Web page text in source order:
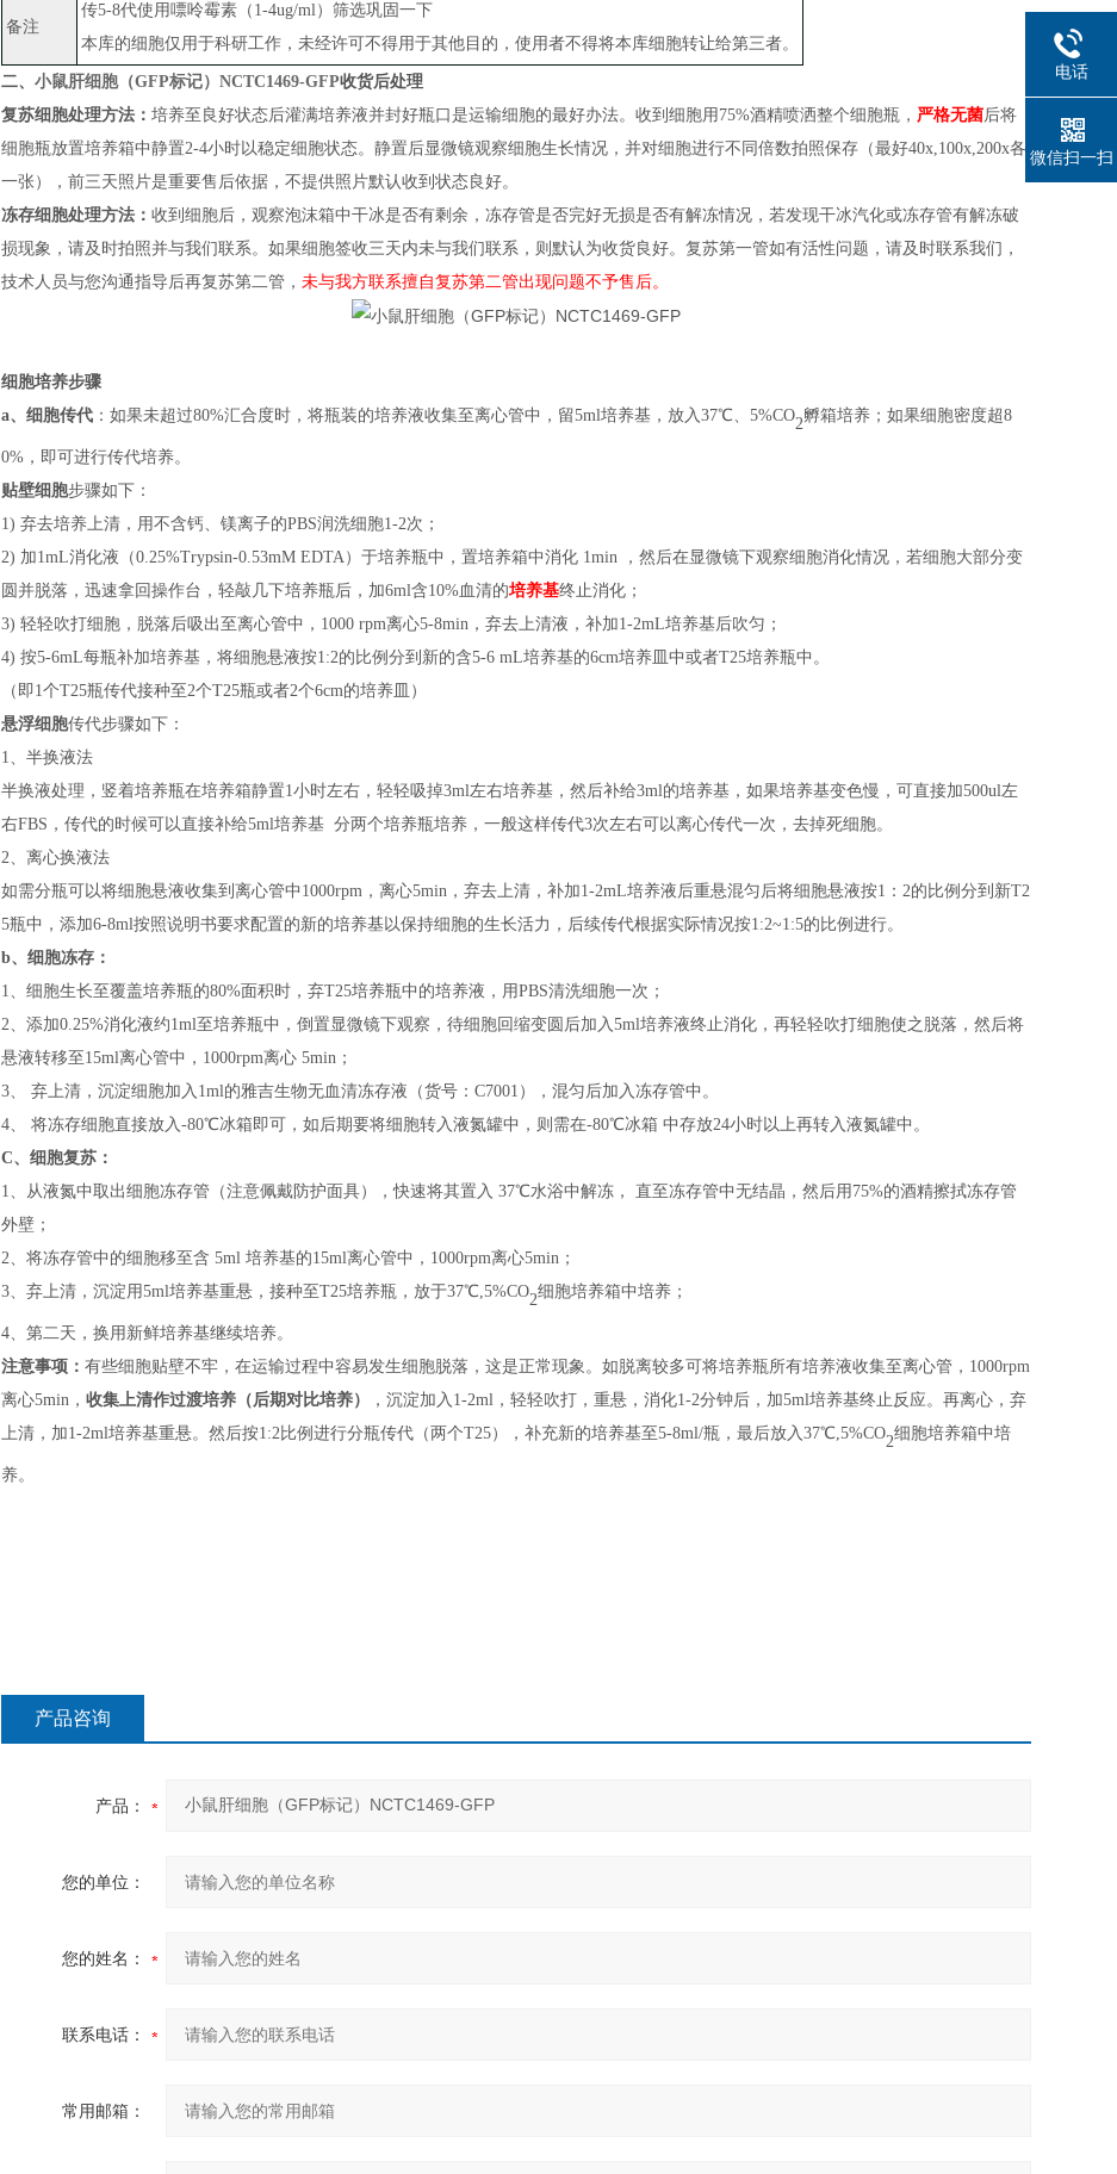
备注
传5-8代使用嘌呤霉素（1-4ug/ml）筛选巩固一下
本库的细胞仅用于科研工作，未经许可不得用于其他目的，使用者不得将本库细胞转让给第三者。
二、 小鼠肝细胞（GFP标记）NCTC1469-GFP收货后处理
复苏细胞处理方法： 培养至良好状态后灌满培养液并封好瓶口是运输细胞的最好办法。收到细胞用 75%酒精喷洒整个细胞瓶 ， 严格无菌后将
细胞瓶放置培养箱中静置2-4小时以稳定细胞状态。 静置后显微镜观察细胞生长情况，并对细胞进行不同倍数拍照保存（最好40x,100x,200x各
一张）
， 前三天照片是重要售后依据，不提供照片默认收到状态良好。
冻存细胞处理方法： 收到细胞后，观察泡沫箱中干冰是否有剩余，冻存管是否完好无损是否有解冻情况，若发现干冰汽化或冻存管有解冻破
损现象，请及时拍照并与我们联系。如果细胞签收三天内未与我们联系，则默认为收货良好。复苏第一管如有活性问题，请及时联系我们，
技术人员与您沟通指导后再复苏第二管， 未与我方联系擅自复苏第二管出现问题不予售后。
细胞培养步骤
a、 细胞传代 ： 如果未超过80%汇合度时，将瓶装的培养液收集至离心管中，留5ml培养基，放入37℃、5%CO2孵箱培养； 如果细胞密度超8
0%，即可进行传代培养。
贴壁细胞步骤如下：
1) 弃去培养上清，用不含钙、镁离子的PBS润洗细胞1-2次；
2) 加1mL消化液（0.25%Trypsin-0.53mM EDTA）于培养瓶中，置培养箱中消化 1min ，然后在显微镜下观察细胞消化情况，若细胞大部分变
圆并脱落，迅速拿回操作台，轻敲几下培养瓶后，加6ml含10%血清的培养基终止消化；
3) 轻轻吹打细胞，脱落后吸出至离心管中，1000 rpm离心5-8min，弃去上清液，补加1-2mL培养基后吹匀；
4) 按5-6mL每瓶补加培养基，将细胞悬液按1:2的比例分到新的含5-6 mL培养基的6cm培养皿中或者T25培养瓶中。
（即1个T25瓶传代接种至2个T25瓶或者2个6cm的培养皿）
悬浮细胞传代步骤如下：
1、半换液法
半换液处理，竖着培养瓶在培养箱静置1小时左右，轻轻吸掉3ml左右培养基，然后补给3ml的培养基，如果培养基变色慢，可直接加500ul左
右FBS，传代的时候可以直接补给5ml培养基 分两个培养瓶培养，一般这样传代3次左右可以离心传代一次，去掉死细胞。
2、离心换液法
如需分瓶可以将细胞悬液收集到离心管中 1000rpm，离心5min，弃去上清，补加1-2mL培养液后重悬混匀后将细胞悬液按1：2的比例分到新T2
5瓶中，添加6-8ml按照说明书要求配置的新的培养基以保持细胞的生长活力，后续传代根据实际情况按1:2~1:5的比例进行。
b、 细胞冻存：
1、细胞生长至覆盖培养瓶的80%面积时，弃T25培养瓶中的培养液，用PBS清洗细胞一次；
2、添加0.25%消化液约1ml至培养瓶中，倒置显微镜下观察，待细胞回缩变圆后加入5ml培养液终止消化，再轻轻吹打细胞使之脱落，然后将
悬液转移至15ml离心管中，1000rpm离心 5min；
3、 弃上清，沉淀细胞加入1ml的雅吉生物无血清冻存液（货号： C7001），混匀后加入冻存管中。
4、 将冻存细胞直接放入-80℃冰箱即可，如后期要将细胞转入液氮罐中， 则 需在-80℃冰箱 中存放24小时以上再转入液氮罐中。
C、 细胞复苏：
1、 从液氮中取出细胞冻存管（注意佩戴防护面具），快速将其置入 37℃水浴中解冻， 直至冻存管中无结晶，然后用75%的酒精擦拭冻存管
外壁；
2、 将冻存管中的细胞移至含 5ml 培养基的15ml离心管中，1000rpm离心5min；
3、 弃上清，沉淀用5ml培养基重悬，接种至T25培养瓶， 放于37℃,5%CO2细胞培养箱中培养；
4、 第二天，换用新鲜培养基继续培养。
注意事项： 有些细胞贴壁不牢，在运输过程中容易发生细胞脱落，这是正常现象。如脱离较多可将培养瓶所有培养液收集至离心管， 1000rpm
离心5min， 收集上清作过渡培养 （后期对比培养） ，沉淀加入 1-2ml，轻轻吹打，重悬，消化1-2分钟后，加5ml培养基终止反应。再离心，弃
上清，加1-2ml培养基重悬。然后按1:2比例进行分瓶传代（两个T25），补充新的培养基至5-8ml/瓶，最后放入37℃,5%CO2细胞培养箱中培
养。
产品咨询
产品：
您的单位：
您的姓名：
联系电话：
常用邮箱：
电话
微信扫一扫